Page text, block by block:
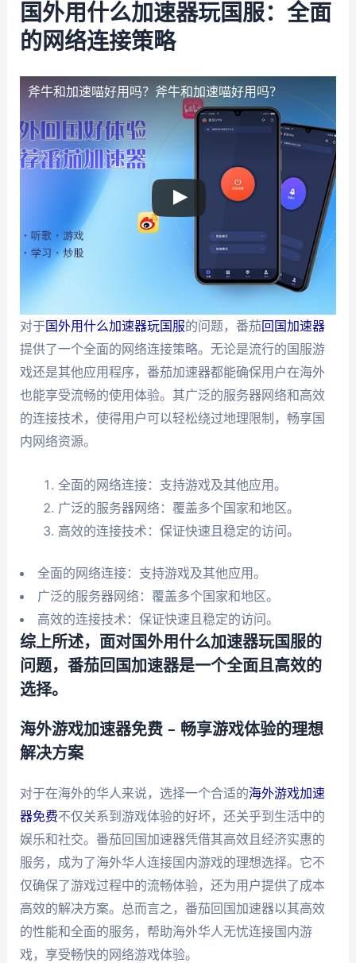
国外用什么加速器玩国服：全面
的网络连接策略
斧牛和加速喵好用吗？ 斧牛和加速喵好用吗？
对于国外用什么加速器玩国服的问题，番茄回国加速器
提供了一个全面的网络连接策略。无论是流行的国服游
戏还是其他应用程序，番茄加速器都能确保用户在海外
也能享受流畅的使用体验。其广泛的服务器网络和高效
的连接技术，使得用户可以轻松绕过地理限制，畅享国
内网络资源。
全面的网络连接：支持游戏及其他应用。
广泛的服务器网络：覆盖多个国家和地区。
高效的连接技术：保证快速且稳定的访问。
全面的网络连接：支持游戏及其他应用。
广泛的服务器网络：覆盖多个国家和地区。
高效的连接技术：保证快速且稳定的访问。
综上所述，面对国外用什么加速器玩国服的
问题，番茄回国加速器是一个全面且高效的
选择。
海外游戏加速器免费 – 畅享游戏体验的理想
解决方案
对于在海外的华人来说，选择一个合适的海外游戏加速
器免费不仅关系到游戏体验的好坏，还关乎到生活中的
娱乐和社交。番茄回国加速器凭借其高效且经济实惠的
服务，成为了海外华人连接国内游戏的理想选择。它不
仅确保了游戏过程中的流畅体验，还为用户提供了成本
高效的解决方案。总而言之，番茄回国加速器以其高效
的性能和全面的服务，帮助海外华人无忧连接国内游
戏，享受畅快的网络游戏体验。